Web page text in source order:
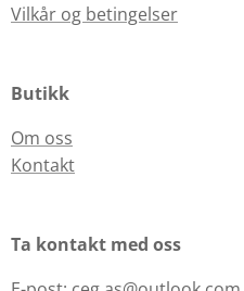
Vilkår og betingelser
Butikk
Om oss
Kontakt
Ta kontakt med oss